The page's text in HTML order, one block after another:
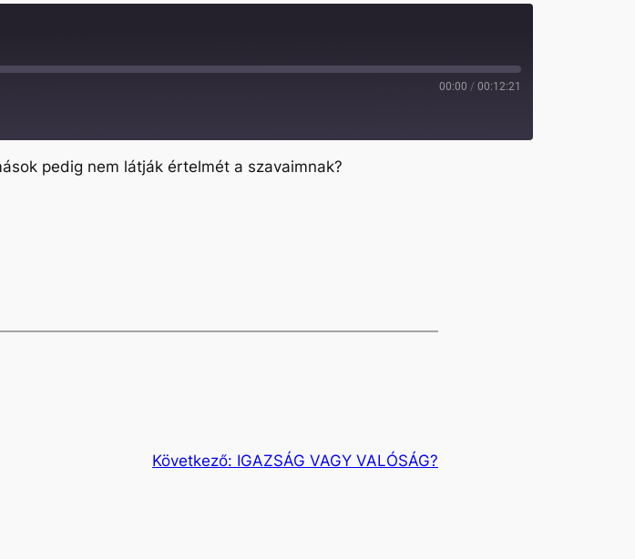
00:00 / 00:12:21
pedig nem látják értelmét a szavaimnak?
Következő: IGAZSÁG VAGY VALÓSÁG?